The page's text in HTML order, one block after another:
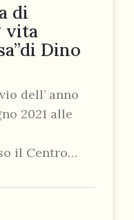
di
vita
Dino
dell’ anno
2021 alle
il Centro…